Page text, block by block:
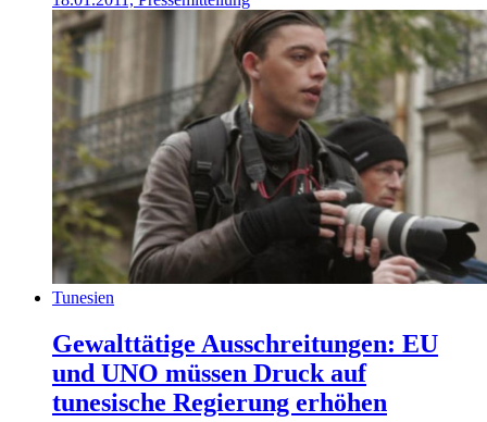
Tunesien
Gewalttätige Ausschreitungen: EU
und UNO müssen Druck auf
tunesische Regierung erhöhen